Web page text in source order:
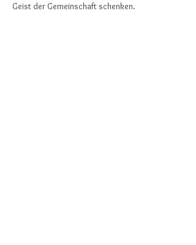
Geist der Gemeinschaft schenken.